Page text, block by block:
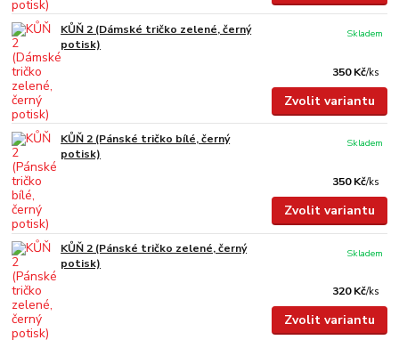
KŮŇ 2 (Dámské tričko zelené, černý
potisk)
350 Kč/ks
Skladem
Zvolit variantu
KŮŇ 2 (Pánské tričko bílé, černý
potisk)
350 Kč/ks
Skladem
Zvolit variantu
KŮŇ 2 (Pánské tričko zelené, černý
potisk)
320 Kč/ks
Skladem
Zvolit variantu